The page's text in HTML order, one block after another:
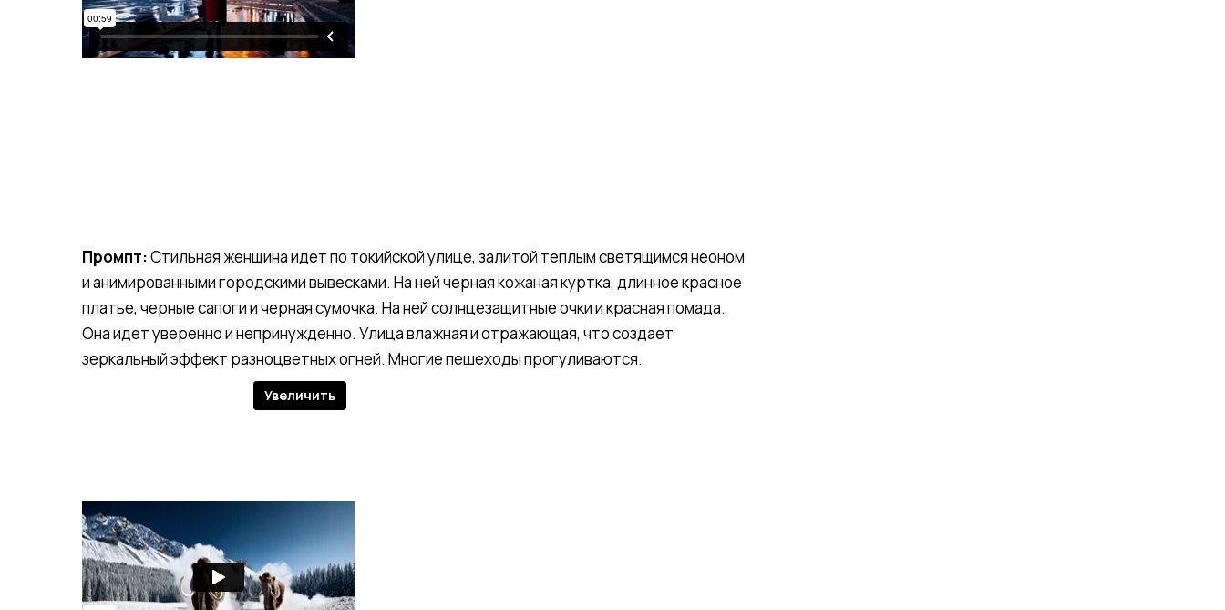
Промпт:Стильная женщина идет по токийской улице, залитой теплым светящимся неоном
и анимированными городскими вывесками. На ней черная кожаная куртка, длинное красное
платье, черные сапоги и черная сумочка. На ней солнцезащитные очки и красная помада.
Она идет уверенно и непринужденно. Улица влажная и отражающая, что создает
зеркальный эффект разноцветных огней. Многие пешеходы прогуливаются.
Увеличить